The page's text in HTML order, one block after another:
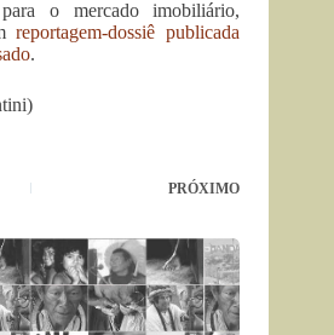
o mercado imobiliário,
reportagem-dossiê publicada
.
PRÓXIMO